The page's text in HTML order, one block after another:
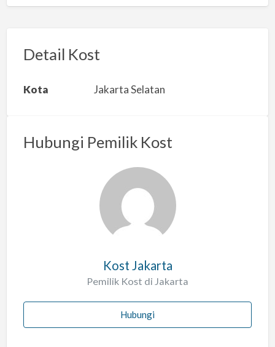
r
a
s
Detail Kost
Kota Jakarta Selatan
Hubungi Pemilik Kost
Kost Jakarta
Pemilik Kost di Jakarta
Hubungi